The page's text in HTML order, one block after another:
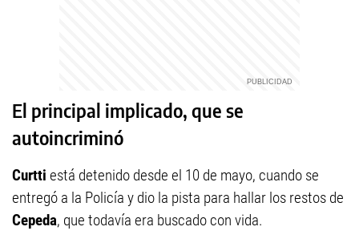
El principal implicado, que se
autoincriminó
Curtti está detenido desde el 10 de mayo, cuando se
entregó a la Policía y dio la pista para hallar los restos de
Cepeda, que todavía era buscado con vida.